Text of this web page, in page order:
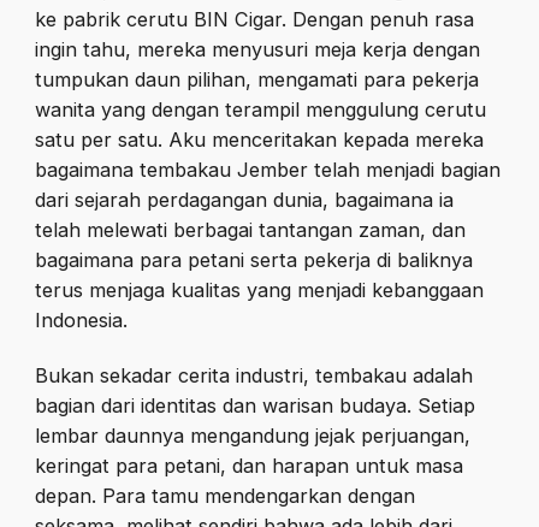
ke pabrik cerutu BIN Cigar. Dengan penuh rasa
ingin tahu, mereka menyusuri meja kerja dengan
tumpukan daun pilihan, mengamati para pekerja
wanita yang dengan terampil menggulung cerutu
satu per satu. Aku menceritakan kepada mereka
bagaimana tembakau Jember telah menjadi bagian
dari sejarah perdagangan dunia, bagaimana ia
telah melewati berbagai tantangan zaman, dan
bagaimana para petani serta pekerja di baliknya
terus menjaga kualitas yang menjadi kebanggaan
Indonesia.
Bukan sekadar cerita industri, tembakau adalah
bagian dari identitas dan warisan budaya. Setiap
lembar daunnya mengandung jejak perjuangan,
keringat para petani, dan harapan untuk masa
depan. Para tamu mendengarkan dengan